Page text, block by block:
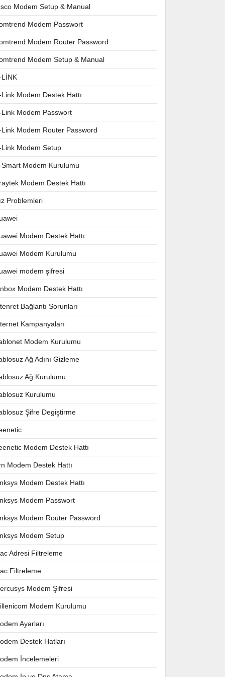
Modem Setup & Manual
Modem Passwort
Modem Router Password
Modem Setup & Manual
LİNK
Link Modem Destek Hattı
Link Modem Passwort
Link Modem Router Password
Link Modem Setup
Smart Modem Kurulumu
Modem Destek Hattı
Problemleri
Modem Destek Hattı
Modem Kurulumu
modem şifresi
Modem Destek Hattı
Bağlantı Sorunları
Kampanyaları
Modem Kurulumu
Ağ Adını Gizleme
Ağ Kurulumu
Kurulumu
Şifre Degiştirme
Modem Destek Hattı
Modem Destek Hattı
Modem Destek Hattı
Modem Passwort
Modem Router Password
Modem Setup
Adresi Filtreleme
Filtreleme
Modem Şifresi
Modem Kurulumu
Ayarları
Destek Hatları
İncelemeleri